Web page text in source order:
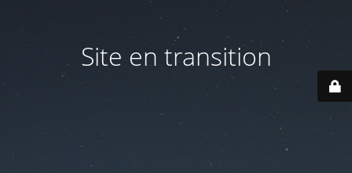
Site en transition